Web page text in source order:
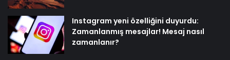
Instagram yeni özelliğini duyurdu:
Zamanlanmış mesajlar! Mesaj nasıl
zamanlanır?